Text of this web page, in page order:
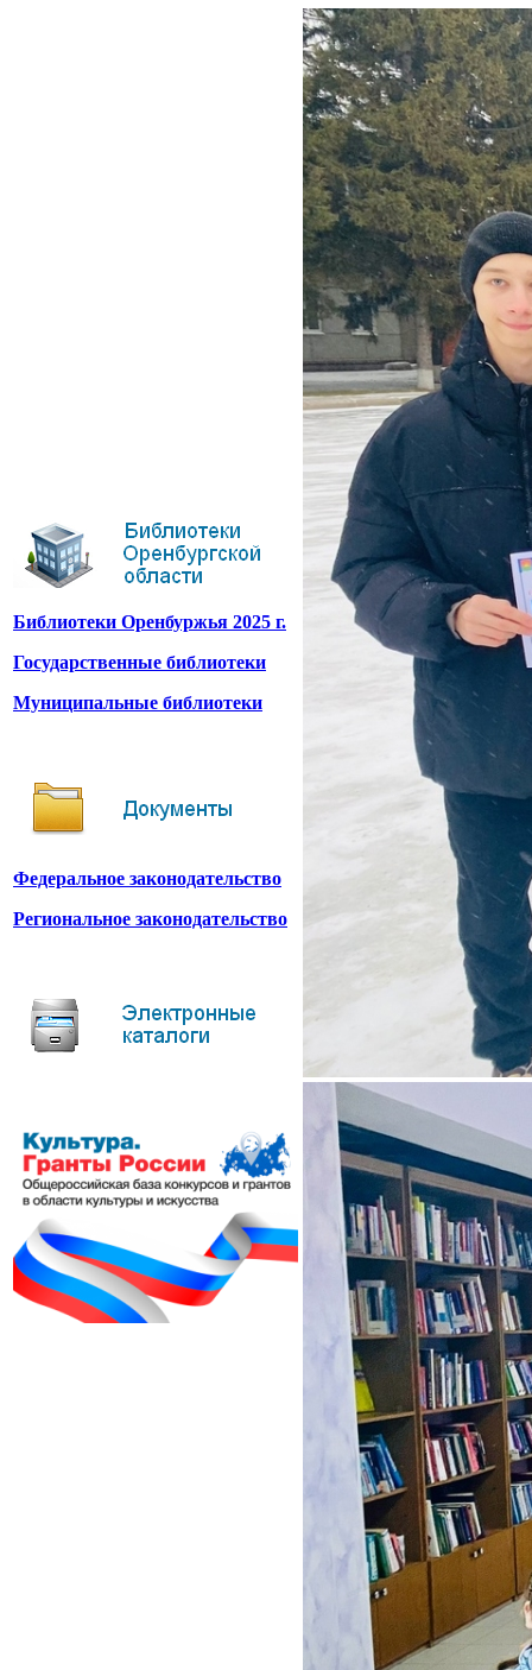
Библиотеки Оренбуржья 2025 г.
Государственные библиотеки
Муниципальные библиотеки
Федеральное законодательство
Региональное законодательство